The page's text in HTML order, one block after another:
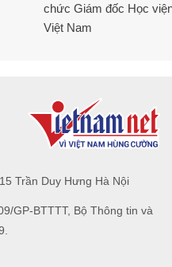
chức Giám đốc Học
Việt Nam
Trần Duy Hưng Hà Nội
GP-BTTTT, Bộ Thông tin và